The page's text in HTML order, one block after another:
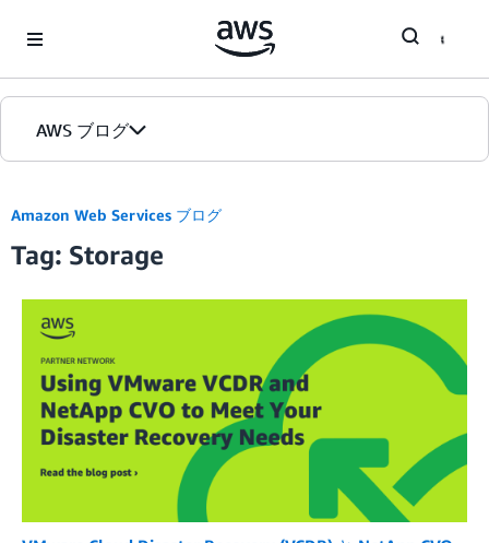
AWS ブログ
カテゴリ
エディション
Amazon Web Services ブログ
Tag: Storage